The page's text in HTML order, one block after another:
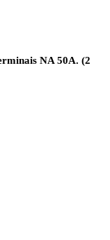
NA 50A. (2